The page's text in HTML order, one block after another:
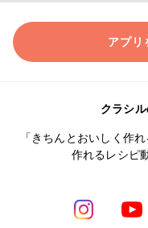
アプリ
クラシ
「きちんとおいしく作
作れるレシピ